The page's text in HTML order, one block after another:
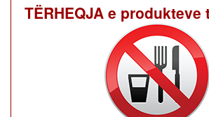
TËRHEQJA e produkteve